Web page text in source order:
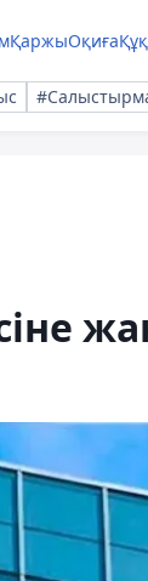
ҚаржыОқиға